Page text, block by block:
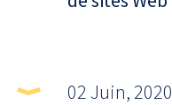
02 Juin, 2020